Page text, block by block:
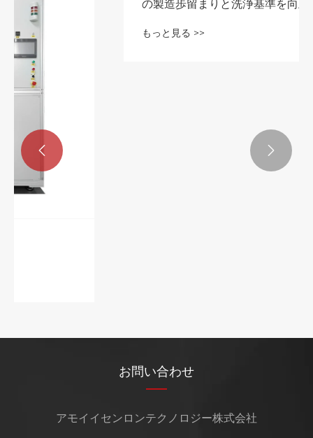
 
お問い合わせ
アモイイセンロンテクノロジー株式会社